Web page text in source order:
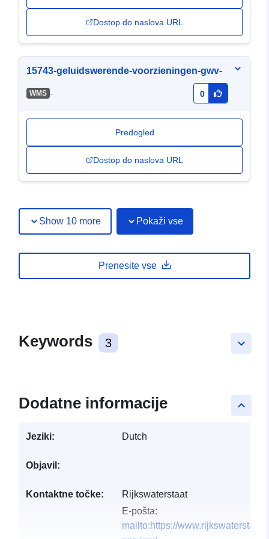
Dostop do naslova URL
15743-geluidswerende-voorzieningen-gwv-
WMS - 0
Predogled
Dostop do naslova URL
Show 10 more Pokaži vse
Prenesite vse
keyboard_arrow_down
Keywords 3
keyboard_arrow_up
Dodatne informacije
Jeziki: Dutch
Objavil:
Kontaktne točke:
Rijkswaterstaat
E-pošta:
mailto:https://